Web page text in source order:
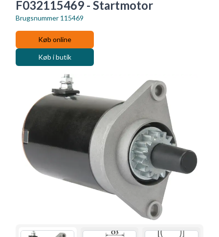
F032115469 - Startmotor
Brugsnummer 115469
Køb online
Køb i butik